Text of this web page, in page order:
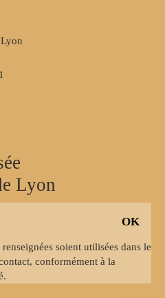
Lyon
soient utilisées dans le
conformément à la